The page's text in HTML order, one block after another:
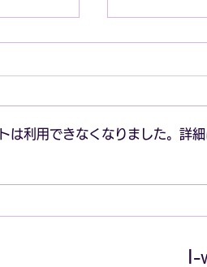
あをに
二代目「伊
は利用できなくなりました。詳